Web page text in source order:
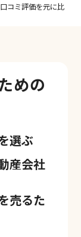
コミ評価を元に比
めの
選ぶ
産会社
売るた